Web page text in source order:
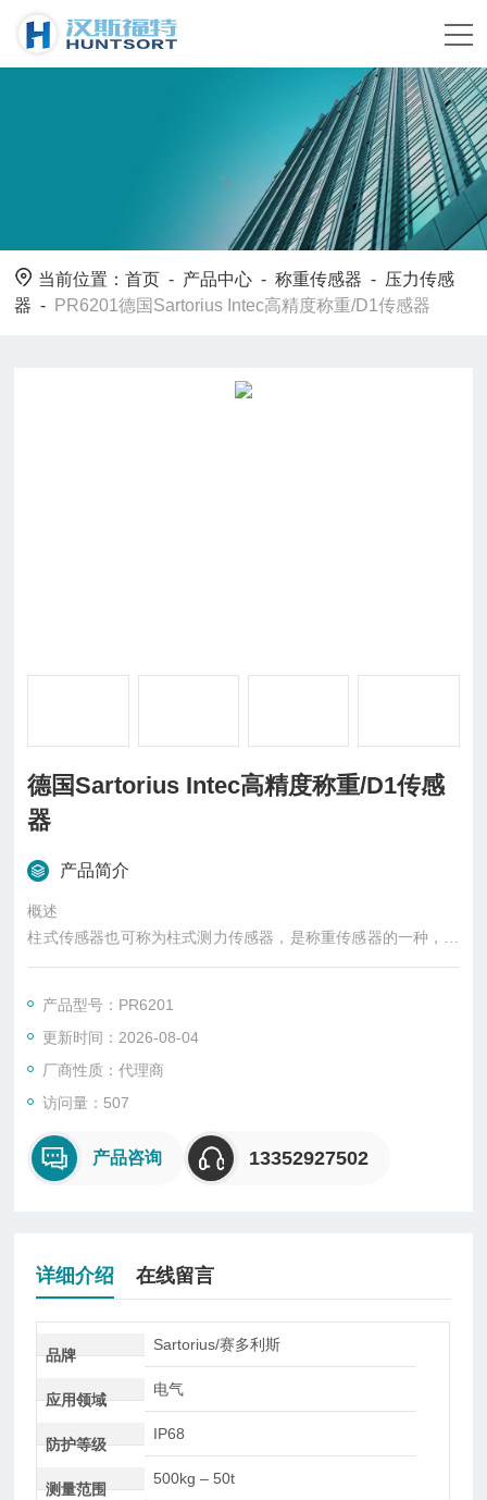
当前位置：首页 - 产品中心 -称重传感器 - 压力传感
器 - PR6201德国Sartorius Intec高精度称重/D1传感器
德国Sartorius Intec高精度称重/D1传感
器
产品简介
概述
柱式传感器也可称为柱式测力传感器，是称重传感器的一种，是
一种将质量信号转变为可测量的电信号输出的装置，主要有S
式。
产品型号：PR6201
更新时间：2026-08-04
厂商性质：代理商
访问量：507
产品咨询 13352927502
详细介绍 在线留言
品牌
Sartorius/赛多利斯
应用领域
电气
防护等级
IP68
测量范围
500kg – 50t